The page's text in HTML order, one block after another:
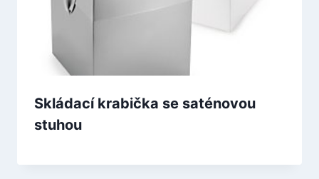
Skládací krabička se saténovou
stuhou